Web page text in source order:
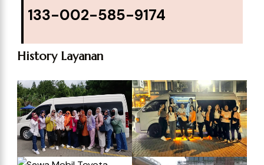
133-002-585-9174
History Layanan